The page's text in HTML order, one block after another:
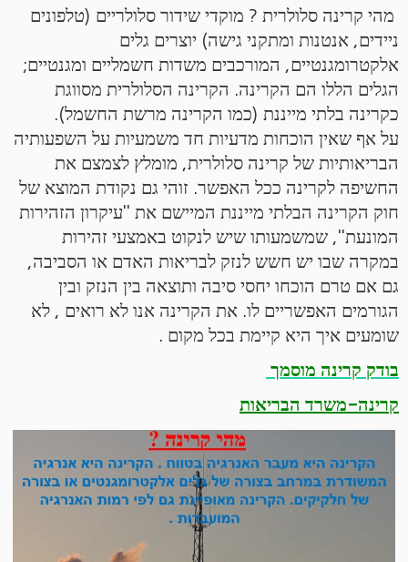
מהי קרינה סלולרית ? מוקדי שידור סלולריים (טלפונים
ניידים, אנטנות ומתקני גישה) יוצרים גלים
אלקטרומגנטיים, המורכבים משדות חשמליים ומגנטיים;
הגלים הללו הם הקרינה. הקרינה הסלולרית מסווגת
כקרינה בלתי מייננת (כמו הקרינה מרשת החשמל).
על אף שאין הוכחות מדעיות חד משמעיות על השפעותיה
הבריאותיות של קרינה סלולרית, מומלץ לצמצם את
החשיפה לקרינה ככל האפשר. זוהי גם נקודת המוצא של
חוק הקרינה הבלתי מייננת המיישם את "עיקרון הזהירות
המונעת", שמשמעותו שיש לנקוט באמצעי זהירות
במקרה שבו יש חשש לנזק לבריאות האדם או הסביבה,
גם אם טרם הוכחו יחסי סיבה ותוצאה בין הנזק ובין
הגורמים האפשריים לו. את הקרינה אנו לא רואים , לא
שומעים איך היא קיימת בכל מקום .
בודק קרינה מוסמך
קרינה-משרד הבריאות